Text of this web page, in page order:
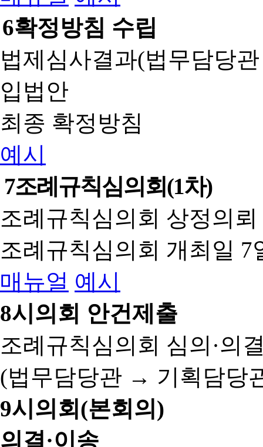
6확정방침 수립
법제심사결과(법무담당
입법안
최종 확정방침
예시
7조례규칙심의회(1차)
조례규칙심의회 상정의
조례규칙심의회 개최일 7
매뉴얼 예시
8시의회 안건제출
조례규칙심의회 심의·의
(법무담당관 → 기획담당
9시의회(본회의)
의결·이송